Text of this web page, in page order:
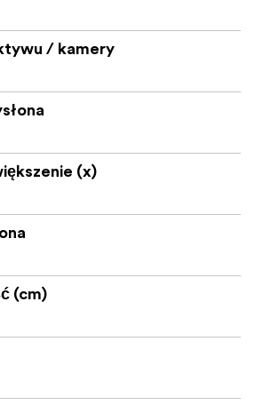
/ kamery
(x)
(cm)